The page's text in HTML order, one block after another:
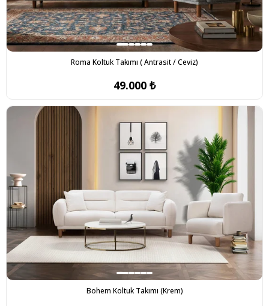
Roma Koltuk Takımı ( Antrasit / Ceviz)
49.000 ₺
Bohem Koltuk Takımı (Krem)